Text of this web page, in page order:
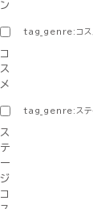
ン
tag_genre:コス
コ
ス
メ
tag_genre:ステ
ス
テ
ー
ジ
コ